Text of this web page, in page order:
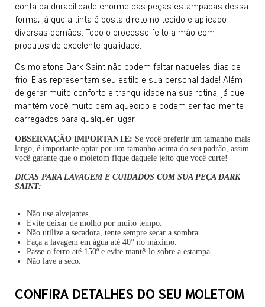
conta da durabilidade enorme das peças estampadas dessa
forma, já que a tinta é posta direto no tecido e aplicado
diversas demãos. Todo o processo feito a mão com
produtos de excelente qualidade.
Os moletons Dark Saint não podem faltar naqueles dias de
frio. Elas representam seu estilo e sua personalidade! Além
de gerar muito conforto e tranquilidade na sua rotina, já que
mantém você muito bem aquecido e podem ser facilmente
carregados para qualquer lugar.
OBSERVAÇÃO IMPORTANTE: Se você preferir um tamanho mais
largo, é importante optar por um tamanho acima do seu padrão, assim
você garante que o moletom fique daquele jeito que você curte!
DICAS PARA LAVAGEM E CUIDADOS COM SUA PEÇA DARK
SAINT:
Não use alvejantes.
Evite deixar de molho por muito tempo.
Não utilize a secadora, tente sempre secar a sombra.
Faça a lavagem em água até 40° no máximo.
Passe o ferro até 150º e evite mantê-lo sobre a estampa.
Não lave a seco.
CONFIRA DETALHES DO SEU MOLETOM